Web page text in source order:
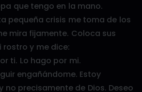
que tengo en la mano.
pequeña crisis me toma de los
mira fijamente. Coloca sus
rostro y me dice:
ti. Lo hago por mi.
engañándome. Estoy
no precisamente de Dios. Deseo